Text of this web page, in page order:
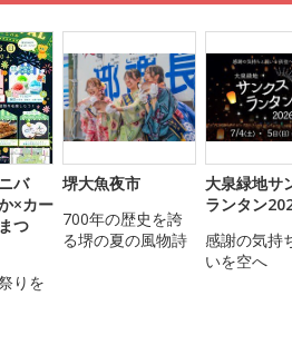
バ
×カー
つ
りを
堺大魚夜市
700年の歴史を誇
る堺の夏の風物詩
大泉緑地サ
ランタン
感謝の気持
いを空へ